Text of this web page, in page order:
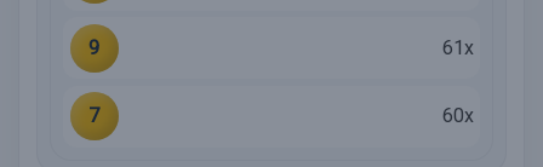
9 61x
7 60x